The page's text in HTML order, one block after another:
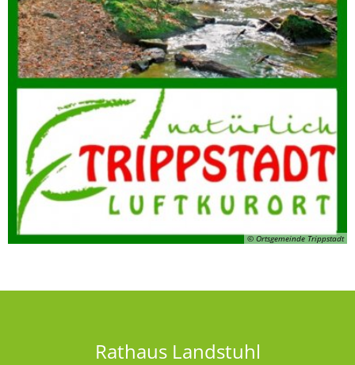
© Ortsgemeinde Trippstadt
Rathaus Landstuhl